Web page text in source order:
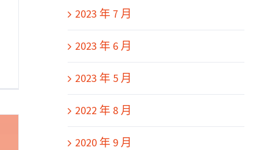
2023 年 7 月
2023 年 6 月
2023 年 5 月
2022 年 8 月
2020 年 9 月